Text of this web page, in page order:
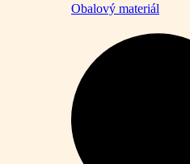
Obalový materiál